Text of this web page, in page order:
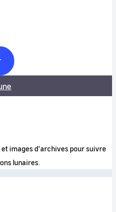
images d'archives pour suivre
lunaires.